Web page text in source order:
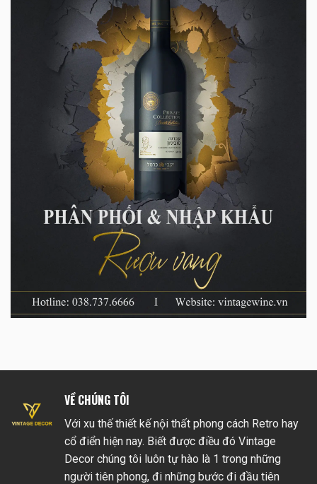
VỀ CHÚNG TÔI
Với xu thế thiết kế nội thất phong cách Retro hay
cổ điển hiện nay. Biết được điều đó Vintage
Decor chúng tôi luôn tự hào là 1 trong những
người tiên phong, đi những bước đi đầu tiên